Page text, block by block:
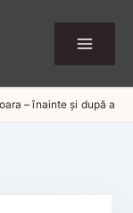
– înainte și după